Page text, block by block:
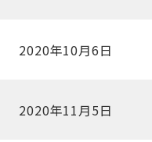
2020年10月6日
2020年11月5日